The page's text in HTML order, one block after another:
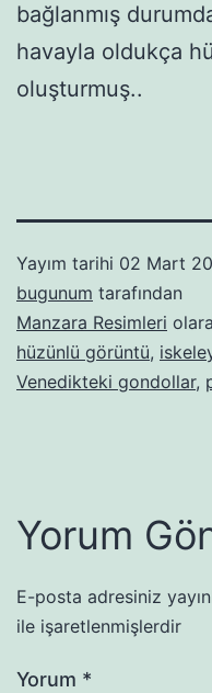
bağlanmış
havayla oldukça
oluşturmuş..
Yayım tarihi 02 Mart
bugunum tarafından
Manzara Resimleri
hüzünlü görüntü,
Venedikteki gondollar,
Yorum
E-posta adresiniz
ile işaretlenmişlerdir
Yorum *